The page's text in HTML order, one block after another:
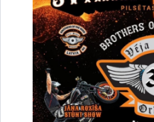
Drukāt lapu
Dalīties